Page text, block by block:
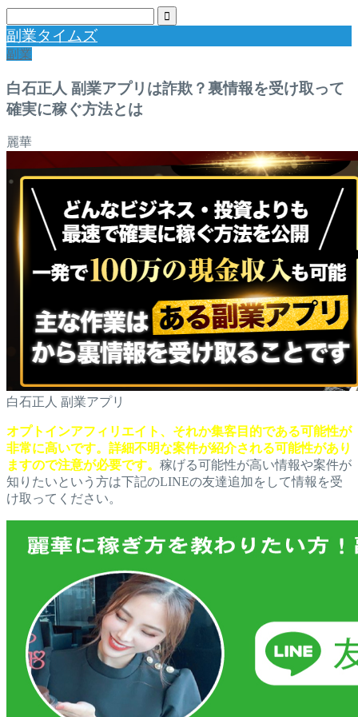
副業タイムズ
副業
白石正人 副業アプリは詐欺？裏情報を受け取って
確実に稼ぐ方法とは
麗華
白石正人 副業アプリ
オプトインアフィリエイト、それか集客目的である可能性が
非常に高いです。詳細不明な案件が紹介される可能性があり
ますので注意が必要です。 稼げる可能性が高い情報や案件が
知りたいという方は下記のLINEの友達追加をして情報を受
け取ってください。